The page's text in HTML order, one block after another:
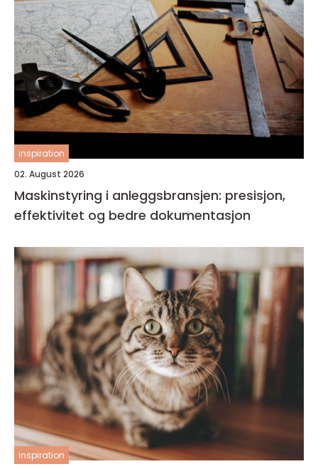
inspiration
02. August 2026
Maskinstyring i anleggsbransjen: presisjon,
effektivitet og bedre dokumentasjon
inspiration